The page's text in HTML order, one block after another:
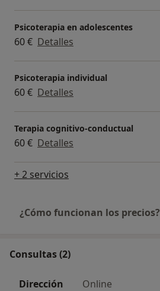
Psicoterapia en adolescentes
60 € Detalles
Psicoterapia individual
60 € Detalles
Terapia cognitivo-conductual
60 € Detalles
+ 2 servicios
¿Cómo funcionan los precios?
Consultas (2)
Dirección Online